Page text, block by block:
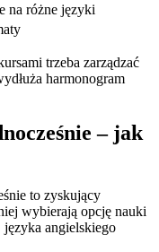
na różne języki
trzeba zarządzać
harmonogram
– jak
to zyskujący
wybierają opcję nauki
angielskiego